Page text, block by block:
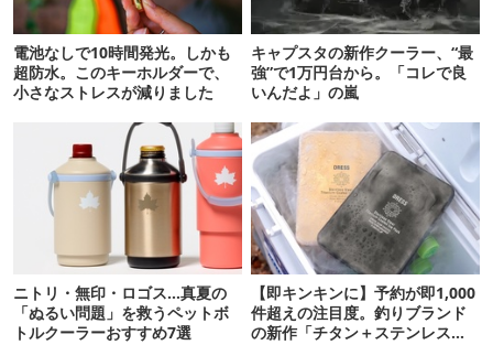
電池なしで10時間発光。しかも
超防水。このキーホルダーで、
小さなストレスが減りました
キャプスタの新作クーラー、“最
強”で1万円台から。「コレで良
いんだよ」の嵐
ニトリ・無印・ロゴス…真夏の
「ぬるい問題」を救うペットボ
トルクーラーおすすめ7選
【即キンキンに】予約が即1,000
件超えの注目度。釣りブランド
の新作「チタン＋ステンレスの